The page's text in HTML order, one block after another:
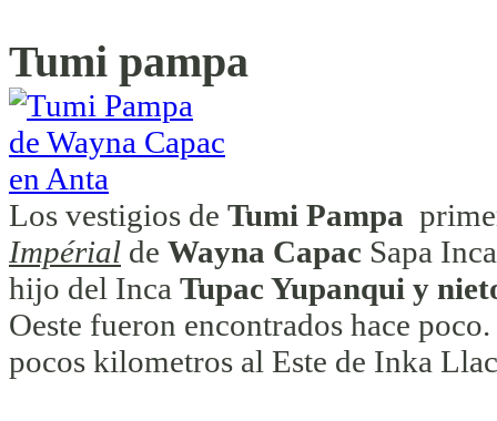
Tumi pampa
Los vestigios de Tumi Pampa
Impérial de Wayna Capac Sapa
hijo del Inca Tupac Yupanqui y
Oeste fueron encontrados hace
pocos kilometros al Este de Inka